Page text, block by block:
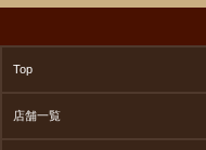
Top
店舗一覧